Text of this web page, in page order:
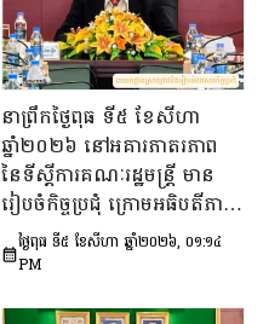
នាព្រឹកថ្ងៃពុធ ទី៥ ខែសីហា
ឆ្នាំ២០២៦ នៅអគារភាតរភាព
នៃទីស្តីការគណៈរដ្ឋមន្រ្តី មាន
រៀបចំកិច្ចប្រជុំ ក្រោមអធិបតីភាព
ឯកឧត្តម ឆឺយ រឿន រដ្ឋលេខាធិ
ការ​ទីស្តីការគណៈរដ្ឋមន្ត្រី ដើម្បី
ថ្ងៃពុធ ទី៥ ខែសីហា ឆ្នាំ២០២៦, ០១:១៤
PM